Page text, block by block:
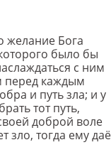
желание Бога
было бы
с ним
перед каждым
и путь зла; и у
тот путь,
доброй воле
зло, тогда ему